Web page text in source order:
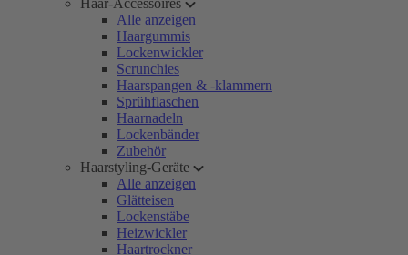
Haar-Accessoires
Alle anzeigen
Haargummis
Lockenwickler
Scrunchies
Haarspangen & -klammern
Sprühflaschen
Haarnadeln
Lockenbänder
Zubehör
Haarstyling-Geräte
Alle anzeigen
Glätteisen
Lockenstäbe
Heizwickler
Haartrockner